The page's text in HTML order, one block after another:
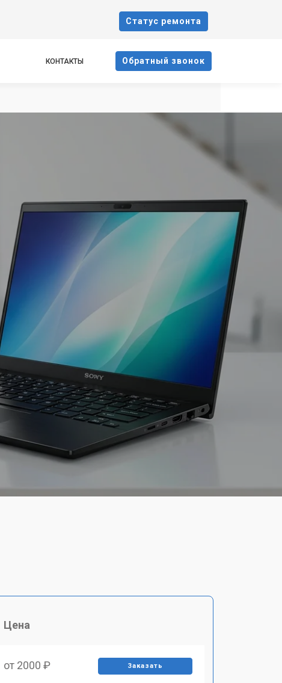
Cтатус ремонта
КОНТАКТЫ Oбратный звонок
Цена
от 2000 ₽ Заказать